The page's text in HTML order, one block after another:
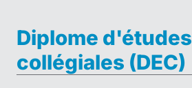
Diplome d'études
collégiales (DEC)